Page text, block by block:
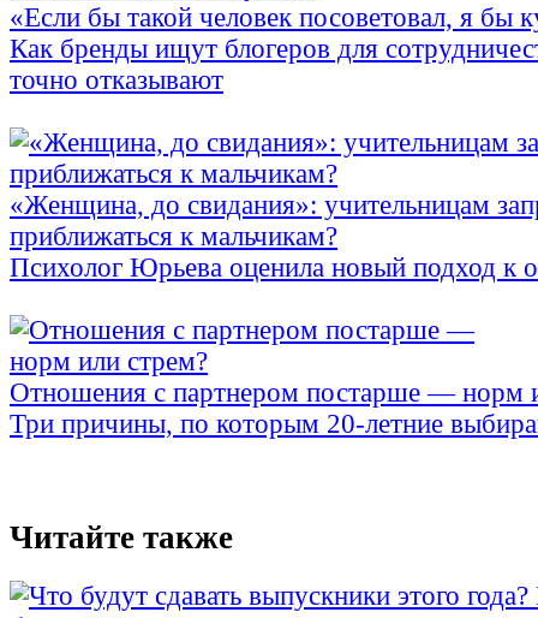
«Если бы такой человек посоветовал, я бы
Как бренды ищут блогеров для
точно отказывают
«Женщина, до свидания»: учительницам
приближаться к мальчикам?
Психолог Юрьева оценила новый подход к
Отношения с партнером постарше — норм
Три причины, по которым 20-летние
Читайте также